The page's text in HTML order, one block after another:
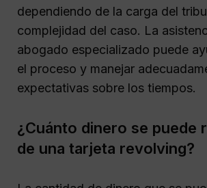
dependiendo de la carga del
complejidad del caso. La
abogado especializado puede
el proceso y manejar
expectativas sobre los tiempos.
¿Cuánto dinero se puede
de una tarjeta revolving?